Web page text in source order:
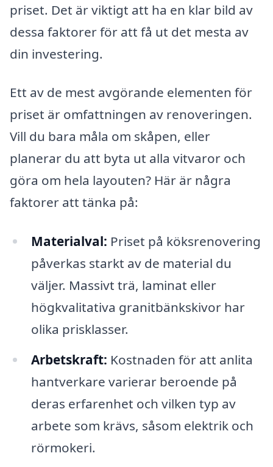
priset. Det är viktigt att ha en klar bild av
dessa faktorer för att få ut det mesta av
din investering.
Ett av de mest avgörande elementen för
priset är omfattningen av renoveringen.
Vill du bara måla om skåpen, eller
planerar du att byta ut alla vitvaror och
göra om hela layouten? Här är några
faktorer att tänka på:
Materialval: Priset på köksrenovering
påverkas starkt av de material du
väljer. Massivt trä, laminat eller
högkvalitativa granitbänkskivor har
olika prisklasser.
Arbetskraft: Kostnaden för att anlita
hantverkare varierar beroende på
deras erfarenhet och vilken typ av
arbete som krävs, såsom elektrik och
rörmokeri.